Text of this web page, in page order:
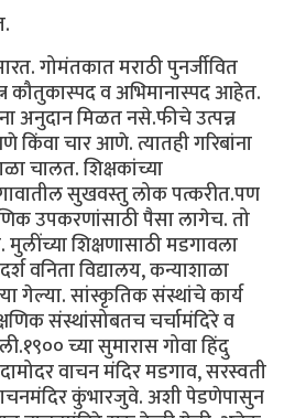
गोमंतकात मराठी पुनर्जीवित
कौतुकास्पद व अभिमानास्पद आहेत.
अनुदान मिळत नसे.फीचे उत्पन्न
चार आणे. त्यातही गरिबांना
चालत. शिक्षकांच्या
सुखवस्तु लोक पत्करीत.पण
उपकरणांसाठी पैसा लागेच. तो
शिक्षणासाठी मडगावला
वनिता विद्यालय, कन्याशाळा
गेल्या. सांस्कृतिक संस्थांचे कार्य
संस्थांसोबतच चर्चामंदिरे व
च्या सुमारास गोवा हिंदु
वाचन मंदिर मडगाव, सरस्वती
कुंभारजुवे. अशी पेडणेपासुन